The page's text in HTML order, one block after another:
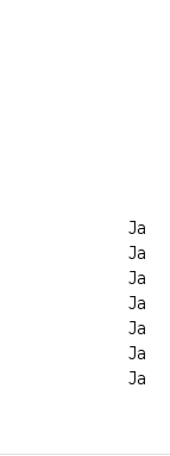
Ja
Ja
Ja
Ja
Ja
Ja
Ja